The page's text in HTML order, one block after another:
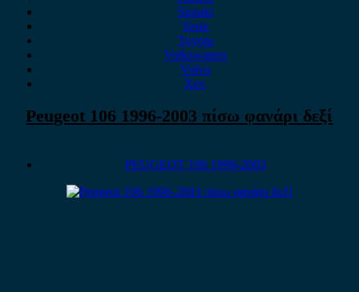
Suzuki
Tesla
Toyota
Volkswagen
Volvo
Xev
Peugeot 106 1996-2003 πίσω φανάρι δεξί
PEUGEOT 106 1996-2003